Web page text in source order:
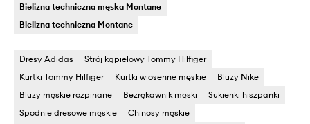
Bielizna techniczna męska Montane
Bielizna techniczna Montane
Dresy Adidas
Strój kąpielowy Tommy Hilfiger
Kurtki Tommy Hilfiger
Kurtki wiosenne męskie
Bluzy Nike
Bluzy męskie rozpinane
Bezrękawnik męski
Sukienki hiszpanki
Spodnie dresowe męskie
Chinosy męskie